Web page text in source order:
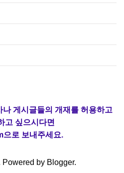
게시글들의 개재를 허용하고
고 싶으시다면
로 보내주세요.
Powered by Blogger.